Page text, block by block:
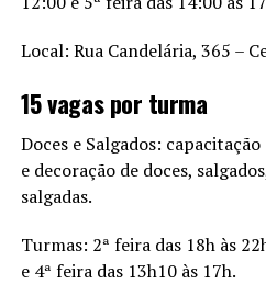
Local: Rua Candelária, 365 –
15 vagas por turma
Doces e Salgados:
e decoração de doces,
salgadas.
Turmas: 2ª feira das 18h às
e 4ª feira das 13h10 às 17h.